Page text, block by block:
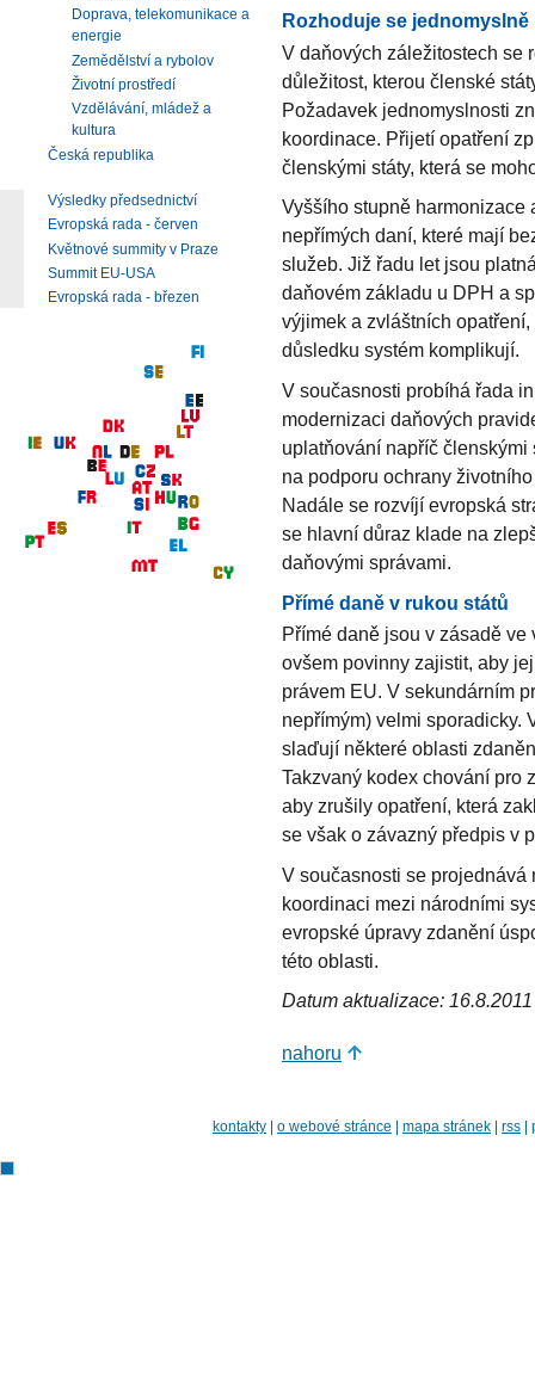
Rozhoduje se jednomyslně
V daňových záležitostech se
důležitost, kterou členské
Požadavek jednomyslnosti
koordinace. Přijetí opatření
členskými státy, která se
Vyššího stupně harmonizace
nepřímých daní, které mají
služeb. Již řadu let jsou
daňovém základu u DPH a
výjimek a zvláštních
důsledku systém komplikují.
V současnosti probíhá řada
modernizaci daňových
uplatňování napříč členskými
na podporu ochrany
Nadále se rozvíjí evropská
se hlavní důraz klade na
daňovými správami.
Přímé daně v rukou států
Přímé daně jsou v zásadě
ovšem povinny zajistit, aby
právem EU. V sekundárním
nepřímým) velmi sporadicky.
slaďují některé oblasti
Takzvaný kodex chování pro
aby zrušily opatření, která
se však o závazný předpis v
V současnosti se
koordinaci mezi národními
evropské úpravy zdanění
této oblasti.
Datum aktualizace:
nahoru
Doprava, telekomunikace a
energie
Zemědělství a rybolov
Životní prostředí
Vzdělávání, mládež a
kultura
Česká republika
Výsledky předsednictví
Evropská rada - červen
Květnové summity v Praze
Summit EU-USA
Evropská rada - březen
kontakty o webové stránce mapa stránek rss